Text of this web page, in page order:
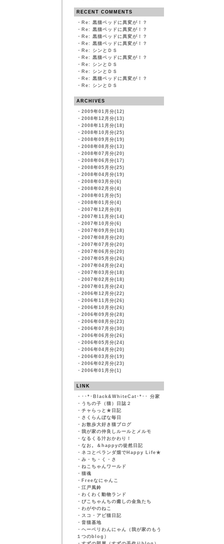
RECENT COMMENTS
・ Re: 黒猫ベッドに異変が！？
・ Re: 黒猫ベッドに異変が！？
・ Re: 黒猫ベッドに異変が！？
・ Re: 黒猫ベッドに異変が！？
・ Re: シンとＤＳ
・ Re: 黒猫ベッドに異変が！？
・ Re: シンとＤＳ
・ Re: シンとＤＳ
・ Re: 黒猫ベッドに異変が！？
・ Re: シンとＤＳ
ARCHIVES
・ 2009年01月分(12)
・ 2008年12月分(13)
・ 2008年11月分(18)
・ 2008年10月分(25)
・ 2008年09月分(19)
・ 2008年08月分(13)
・ 2008年07月分(20)
・ 2008年06月分(17)
・ 2008年05月分(25)
・ 2008年04月分(19)
・ 2008年03月分(6)
・ 2008年02月分(4)
・ 2008年01月分(5)
・ 2008年01月分(4)
・ 2007年12月分(8)
・ 2007年11月分(14)
・ 2007年10月分(6)
・ 2007年09月分(18)
・ 2007年08月分(20)
・ 2007年07月分(20)
・ 2007年06月分(20)
・ 2007年05月分(26)
・ 2007年04月分(24)
・ 2007年03月分(18)
・ 2007年02月分(18)
・ 2007年01月分(24)
・ 2006年12月分(22)
・ 2006年11月分(26)
・ 2006年10月分(26)
・ 2006年09月分(28)
・ 2006年08月分(23)
・ 2006年07月分(30)
・ 2006年06月分(26)
・ 2006年05月分(24)
・ 2006年04月分(20)
・ 2006年03月分(19)
・ 2006年02月分(23)
・ 2006年01月分(1)
LINK
・ ･･*･Black&WhiteCat･*･･ 分家
・ うちの子（猫）日誌２
・ チャらっと★日記
・ さくらんぼな毎日
・ お散歩大好き猫ブログ
・ 我が家の仲良しルールとメルモ
・ なるくる汁おかわり！
・ なお。＆happyの徒然日記
・ ネコとベランダ畑でHappy Life★
・ み・ち・く・さ
・ ねこちゃんワールド
・ 猫魂
・ Freeなにゃんこ
・ 江戸風鈴
・ わくわく動物ランド
・ ぴこちゃんちの癒しの金魚たち
・ わがやのねこ
・ スコ・アビ猫日記
・ 音猫基地
・ ヘーベリわんにゃん（我が家のもう
１つのblog）